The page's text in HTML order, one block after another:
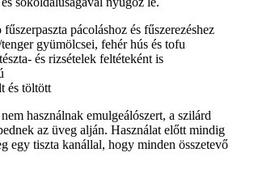
pácoláshoz és fűszerezéshez
gyümölcsei, fehér hús és tofu
és rizsételek feltéteként is
és töltött
használnak emulgeálószert, a szilárd
az üveg alján. Használat előtt mindig
egy tiszta kanállal, hogy minden összetevő